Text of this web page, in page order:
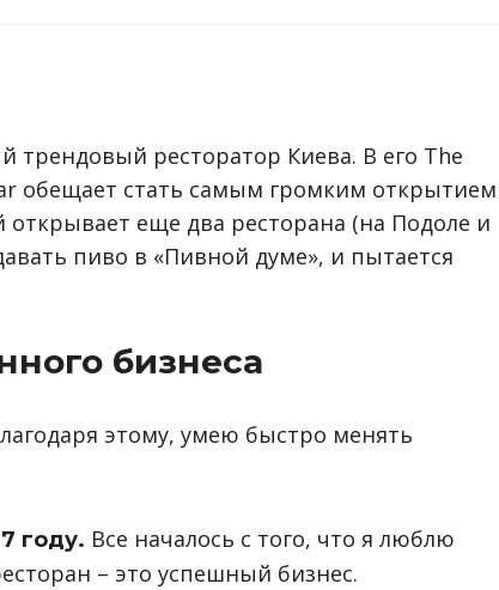
трендовый ресторатор Киева. В его The
обещает стать самым громким открытием
еще два ресторана (на Подоле и
пиво в «Пивной думе», и пытается
бизнеса
этому, умею быстро менять
году. Все началось с того, что я люблю
– это успешный бизнес.